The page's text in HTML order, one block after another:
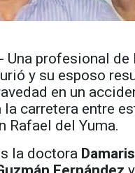
Una profesional de
y su esposo
en un
la carretera entre
Rafael del Yuma.
la doctora Damaris